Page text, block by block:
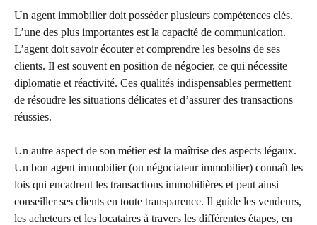
Un agent immobilier doit posséder plusieurs compétences clés.
L’une des plus importantes est la capacité de communication.
L’agent doit savoir écouter et comprendre les besoins de ses
clients. Il est souvent en position de négocier, ce qui nécessite
diplomatie et réactivité. Ces qualités indispensables permettent
de résoudre les situations délicates et d’assurer des transactions
réussies.
Un autre aspect de son métier est la maîtrise des aspects légaux.
Un bon agent immobilier (ou négociateur immobilier) connaît les
lois qui encadrent les transactions immobilières et peut ainsi
conseiller ses clients en toute transparence. Il guide les vendeurs,
les acheteurs et les locataires à travers les différentes étapes, en